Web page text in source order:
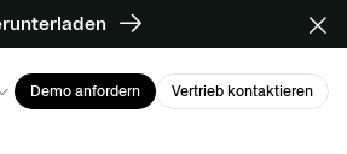
Demo anfordern Vertrieb kontaktieren